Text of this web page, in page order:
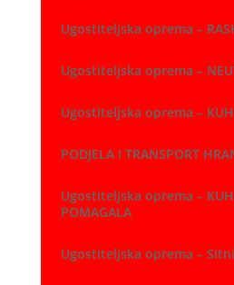
Ugostiteljska oprema –
Ugostiteljska oprema –
Ugostiteljska oprema –
PODJELA I TRANSPORT
Ugostiteljska oprema –
POMAGALA
Ugostiteljska oprema – Sitni